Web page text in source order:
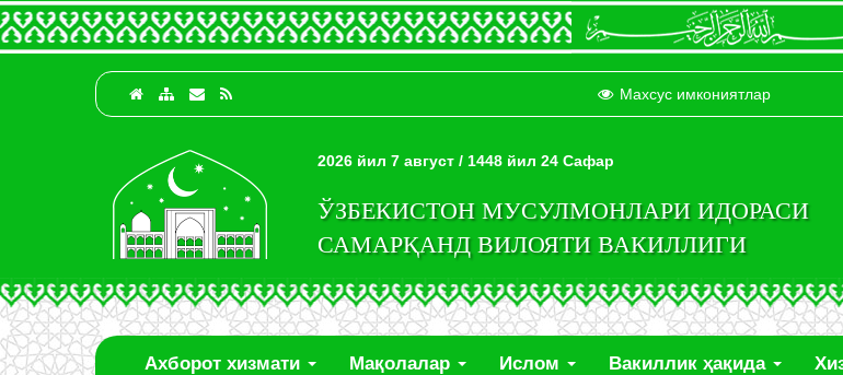
Махсус имкониятлар
2026 йил 7 август / 1448 йил 24 Сафар
ЎЗБЕКИСТОН МУСУЛМОНЛАРИ ИДОРАСИ
САМАРҚАНД ВИЛОЯТИ ВАКИЛЛИГИ
Ахборот хизмати Мақолалар Ислом Вакиллик ҳақида